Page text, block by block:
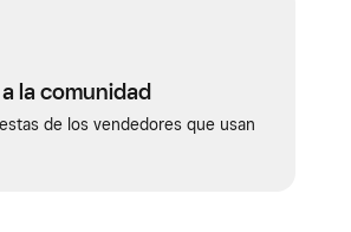
la comunidad
de los vendedores que usan